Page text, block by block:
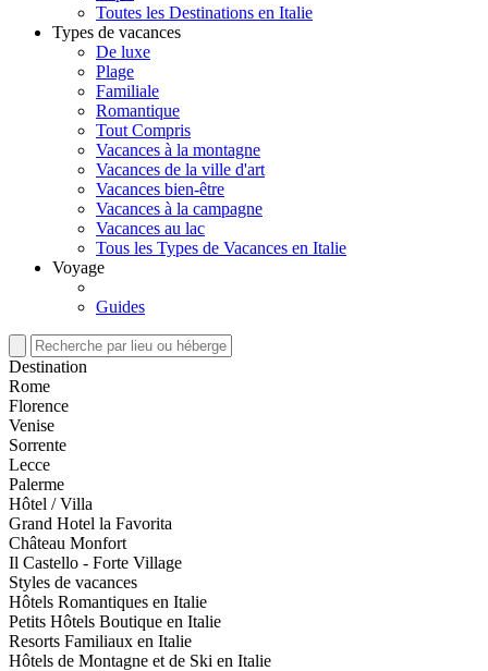
Toutes les Destinations en Italie
Types de vacances
De luxe
Plage
Familiale
Romantique
Tout Compris
Vacances à la montagne
Vacances de la ville d'art
Vacances bien-être
Vacances à la campagne
Vacances au lac
Tous les Types de Vacances en Italie
Voyage
Guides
Destination
Rome
Florence
Venise
Sorrente
Lecce
Palerme
Hôtel / Villa
Grand Hotel la Favorita
Château Monfort
Il Castello - Forte Village
Styles de vacances
Hôtels Romantiques en Italie
Petits Hôtels Boutique en Italie
Resorts Familiaux en Italie
Hôtels de Montagne et de Ski en Italie